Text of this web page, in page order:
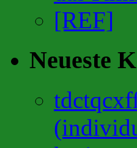
[REF]
Neueste